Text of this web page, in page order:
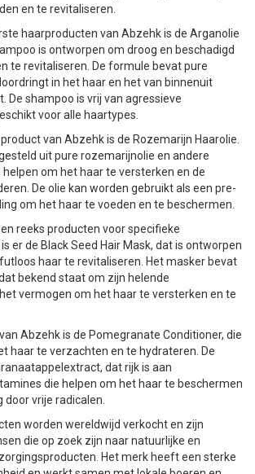
en te revitaliseren.
haarproducten van Abzehk is de Arganolie
is ontworpen om droog en beschadigd
te revitaliseren. De formule bevat pure
in het haar en het van binnenuit
De shampoo is vrij van agressieve
voor alle haartypes.
van Abzehk is de Rozemarijn Haarolie.
uit pure rozemarijnolie en andere
om het haar te versterken en de
De olie kan worden gebruikt als een pre-
om het haar te voeden en te beschermen.
reeks producten voor specifieke
er de Black Seed Hair Mask, dat is ontworpen
haar te revitaliseren. Het masker bevat
bekend staat om zijn helende
vermogen om het haar te versterken en te
Abzehk is de Pomegranate Conditioner, die
haar te verzachten en te hydrateren. De
dat rijk is aan
die helpen om het haar te beschermen
vrije radicalen.
worden wereldwijd verkocht en zijn
die op zoek zijn naar natuurlijke en
Het merk heeft een sterke